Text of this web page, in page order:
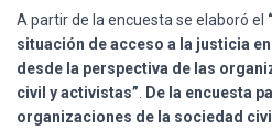
A partir de la encuesta se elaboró el
situación de acceso a la justicia
desde la perspectiva de las
civil y activistas”
De la encuesta
organizaciones de la sociedad